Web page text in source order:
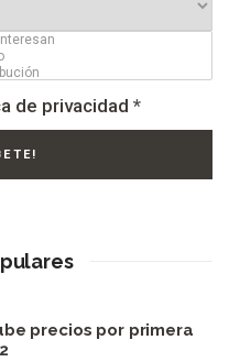
de privacidad *
precios por primera